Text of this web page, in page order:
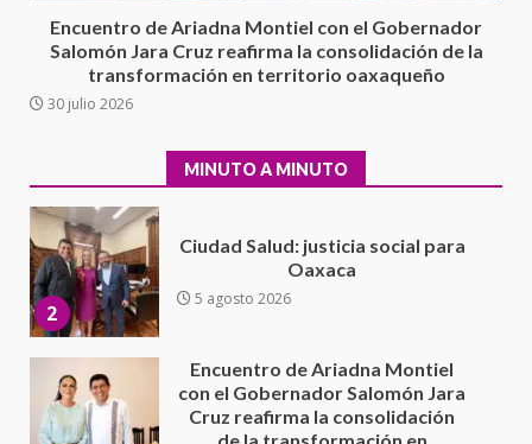
Encuentro de Ariadna Montiel con el Gobernador
Salomón Jara Cruz reafirma la consolidación de la
transformación en territorio oaxaqueño
30 julio 2026
MINUTO A MINUTO
Moisés Sáenz Garza
5 agosto 2026
5 agosto 2026
3
con el Gobernador Salomón Jara
Cruz reafirma la consolidación
de la transformación en
Secretaría de Gobierno refuerza
presencia institucional en San
Juan Mazatlán